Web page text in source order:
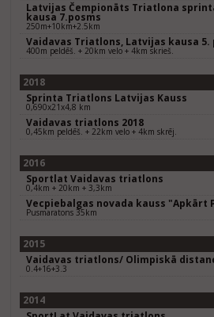
Latvijas Čempionāts Triatlona
kausa 7.posms
250m+10km+2.5km
Vaidavas Triatlons, Latvijas kausa 5.
400m peldēš. + 20km velo + 4km skrieš.
2018
Sprinta Triatlons Latvijas Kauss
0,690x21x4,8 km
Vaidavas triatlons 2018
0,45km peldēš. + 22km velo + 4km skrēj.
2016
Sportlat Vaidavas triatlons
0,4km + 20km + 3,3km
Vecpiebalgas novada kauss "Apkārt
Pusmaratons 35km
2015
Vaidavas triatlons/ Olimpiskā
0.4+16+3.3
2014